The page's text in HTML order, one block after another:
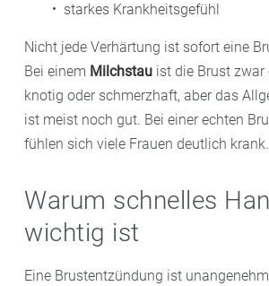
starkes Krankheitsgefühl
Nicht jede Verhärtung ist sofort eine
Bei einem Milchstau ist die Brust zwar
knotig oder schmerzhaft, aber das
ist meist noch gut. Bei einer echten
fühlen sich viele Frauen deutlich krank.
Warum schnelles
wichtig ist
Eine Brustentzündung ist